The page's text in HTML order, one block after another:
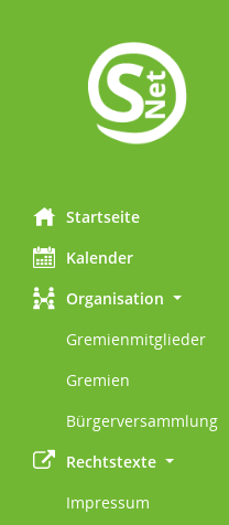
Startseite
Kalender
Organisation
Gremienmitglieder
Gremien
Bürgerversammlung
Rechtstexte
Impressum